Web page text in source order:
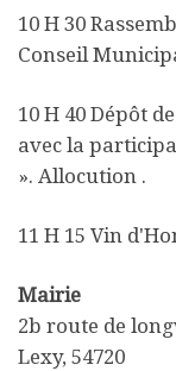
10 H 30
Conseil
10 H 40 Dépôt
avec la
». Allocution .
11 H 15 Vin
Mairie
2b route de
Lexy, 54720